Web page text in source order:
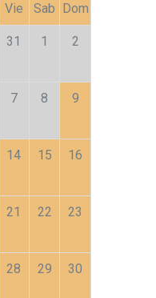
Vie Sab Dom
31 1 2
7 8 9
14 15 16
21 22 23
28 29 30